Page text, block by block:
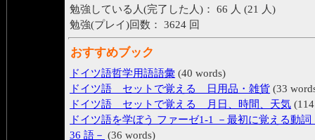
勉強している人(完了した人)： 66 人 (21 人)
勉強(プレイ)回数： 3624 回
おすすめブック
ドイツ語哲学用語語彙 (40 words)
ドイツ語 セットで覚える 日用品・雑貨 (33
ドイツ語 セットで覚える 月日、時間、天気
ドイツ語を学ぼう ファーゼ1-1 －最初に覚える動詞
36 語－ (36 words)